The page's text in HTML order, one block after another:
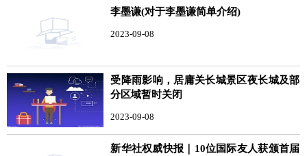
李墨谦(对于李墨谦简单介绍)
2023-09-08
受降雨影响，居庸关长城景区夜长城及部
分区域暂时关闭
2023-09-08
新华社权威快报｜10位国际友人获颁首届